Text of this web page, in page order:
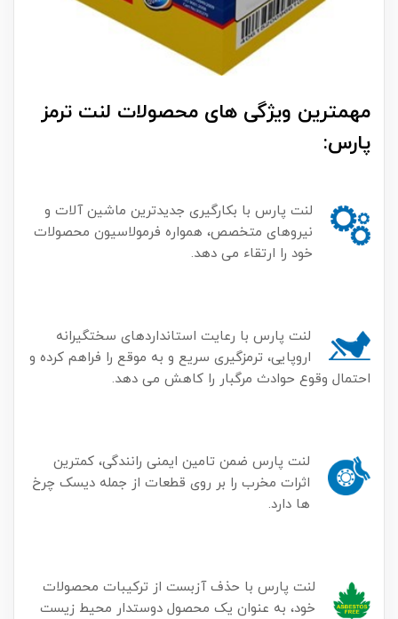
مهمترین ویژگی های محصولات لنت ترمز
پارس:
لنت پارس با بکارگیری جدیدترین ماشین آلات و
نیروهای متخصص، همواره فرمولاسیون محصولات
خود را ارتقاء می دهد.
لنت پارس با رعایت استانداردهای سختگیرانه
اروپایی، ترمزگیری سریع و به موقع را فراهم کرده و
احتمال وقوع حوادث مرگبار را کاهش می دهد.
لنت پارس ضمن تامین ایمنی رانندگی، کمترین
اثرات مخرب را بر روی قطعات از جمله دیسک چرخ
ها دارد.
لنت پارس با حذف آزبست از ترکیبات محصولات
خود، به عنوان یک محصول دوستدار محیط زیست